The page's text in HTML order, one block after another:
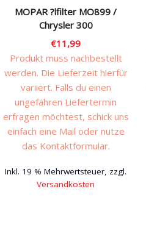
MOPAR ?lfilter MO899 /
Chrysler 300
€11,99
Produkt muss nachbestellt
werden. Die Lieferzeit hierfür
variiert. Falls du einen
ungefähren Liefertermin
erfragen möchtest, schick uns
einfach eine Mail oder nutze
das Kontaktformular.
Inkl. 19 % Mehrwertsteuer, zzgl.
Versandkosten